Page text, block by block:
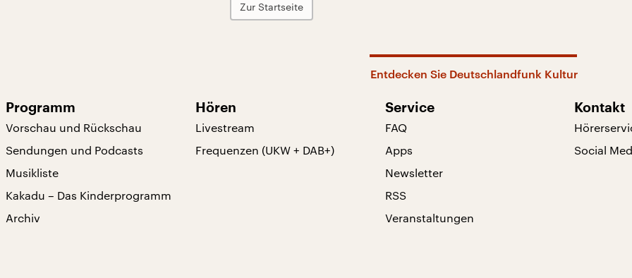
Zur Startseite
Entdecken Sie Deutschlandfunk Kultur
Programm
Vorschau und Rückschau
Sendungen und Podcasts
Musikliste
Kakadu – Das Kinderprogramm
Archiv
Hören
Livestream
Frequenzen (UKW + DAB+)
Service
FAQ
Apps
Newsletter
RSS
Veranstaltungen
Kontakt
Social